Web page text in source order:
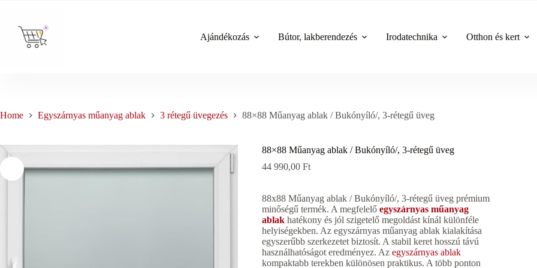
content
Ajándékozás
Bútor, lakberendezés Irodatechnika Otthon és kert
Home Egyszárnyas műanyag ablak 3 rétegű üvegezés 88×88 Műanyag ablak / Bukónyíló/, 3-rétegű üveg
88×88 Műanyag ablak / Bukónyíló/, 3-rétegű üveg
44 990,00Ft
88x88 Műanyag ablak / Bukónyíló/, 3-rétegű üveg prémium
minőségű termék. A megfelelőegyszárnyas műanyag
ablak hatékony és jól szigetelő megoldást kínál különféle
helyiségekben. Az egyszárnyas műanyag ablak kialakítása
egyszerűbb szerkezetet biztosít. A stabil keret hosszú távú
használhatóságot eredményez. Azegyszárnyas ablak
kompaktabb terekben különösen praktikus. A több ponton